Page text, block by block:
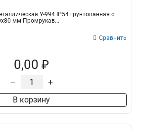
У-994 IP54 грунтованная с
мм Промрукав...
Сравнить
0,00 ₽
– +
В корзину